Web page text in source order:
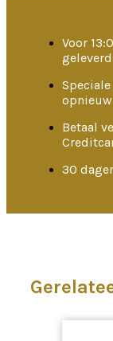
Voor
geleverd
opnieuw
Betaal
30